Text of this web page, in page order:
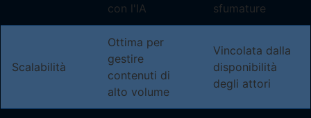
con l'IA
sfumature
Scalabilità
Ottima per
gestire
contenuti di
alto volume
Vincolata dalla
disponibilità
degli attori